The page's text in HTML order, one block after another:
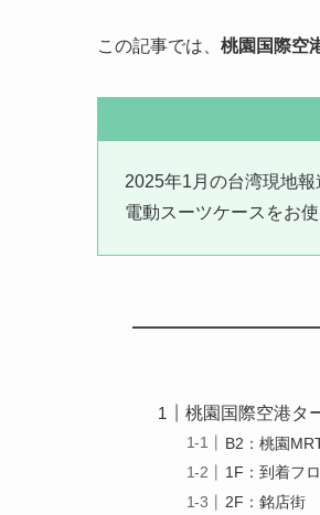
この記事では、 桃園国際空
2025年1月の台湾現地報
電動スーツケースをお
桃園国際空港タ
B2：桃園
1F：到着フ
2F：銘店街